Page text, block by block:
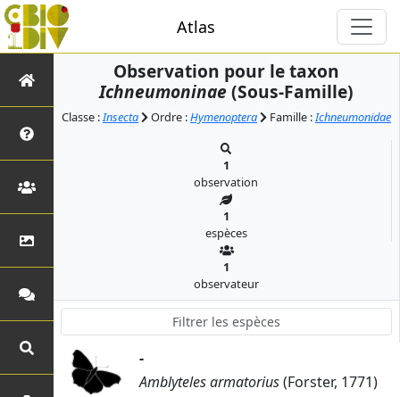
Atlas
Observation pour le taxon
Ichneumoninae(Sous-Famille)
Classe :Insecta Ordre :Hymenoptera Famille :Ichneumonidae
1
observation
1
espèces
1
observateur
-
Amblyteles armatorius(Forster, 1771)